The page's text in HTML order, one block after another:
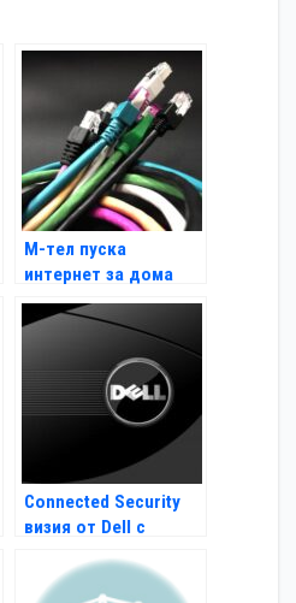
М-тел пуска
интернет за дома
срещу 14,90 лв.
Connected Security
визия от Dell с